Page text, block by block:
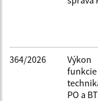
364/2026
Výkon
funkcie
PO a